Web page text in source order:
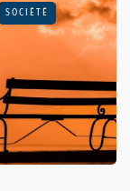
SOCIÉTÉ